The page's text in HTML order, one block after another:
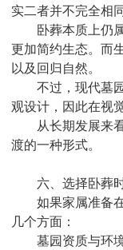
实二者并不完全相同
卧葬本质上仍
更加简约生态。而
以及回归自然。
不过，现代墓
观设计，因此在视
从长期发展来
渡的一种形式。
六、选择卧葬
如果家属准备
几个方面：
墓园资质与环